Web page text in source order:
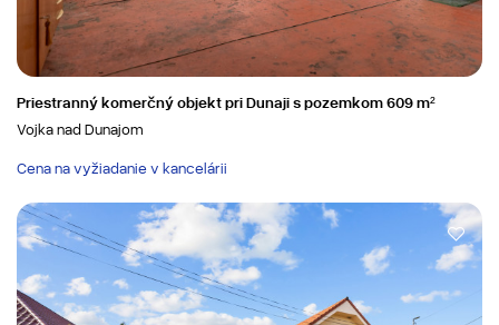
Priestranný komerčný objekt pri Dunaji s pozemkom 609 m²
Vojka nad Dunajom
Cena na vyžiadanie v kancelárii